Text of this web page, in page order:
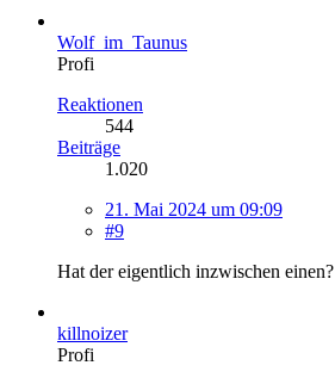
Wolf_im_Taunus
Profi
Reaktionen
544
Beiträge
1.020
21. Mai 2024 um 09:09
#9
Hat der eigentlich inzwischen einen?
killnoizer
Profi